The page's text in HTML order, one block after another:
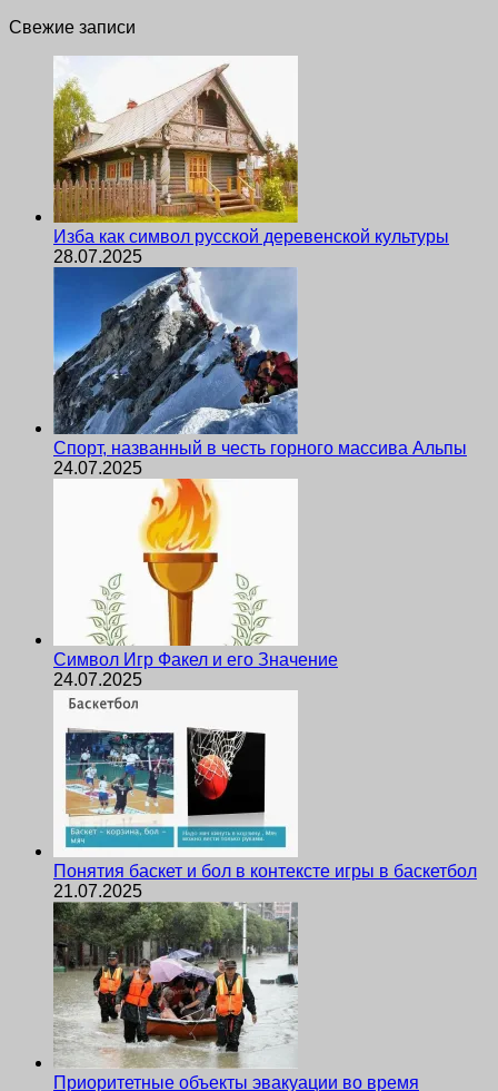
Свежие записи
Изба как символ русской деревенской культуры
28.07.2025
Спорт, названный в честь горного массива Альпы
24.07.2025
Символ Игр Факел и его Значение
24.07.2025
Понятия баскет и бол в контексте игры в баскетбол
21.07.2025
Приоритетные объекты эвакуации во время